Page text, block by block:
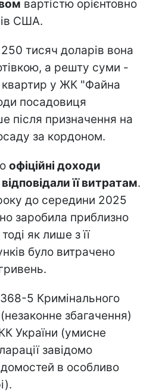
вартістю орієнтовно
США.
тисяч доларів вона
а решту суми -
у ЖК "Файна
посадовиця
після призначення на
за кордоном.
офіційні доходи
її витратам.
до середини 2025
заробила приблизно
як лише з її
було витрачено
368-5 Кримінального
збагачення)
України (умисне
завідомо
в особливо